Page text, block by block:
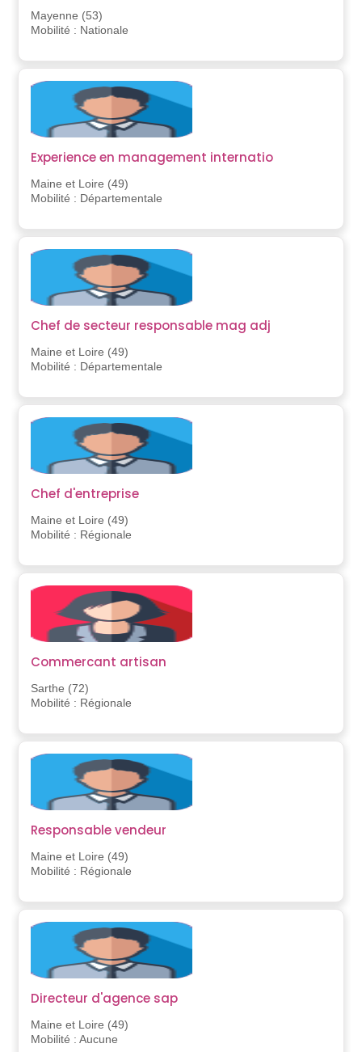
Mayenne (53)
Mobilité : Nationale
Experience en management internatio
Maine et Loire (49)
Mobilité : Départementale
Chef de secteur responsable mag adj
Maine et Loire (49)
Mobilité : Départementale
Chef d'entreprise
Maine et Loire (49)
Mobilité : Régionale
Commercant artisan
Sarthe (72)
Mobilité : Régionale
Responsable vendeur
Maine et Loire (49)
Mobilité : Régionale
Directeur d'agence sap
Maine et Loire (49)
Mobilité : Aucune